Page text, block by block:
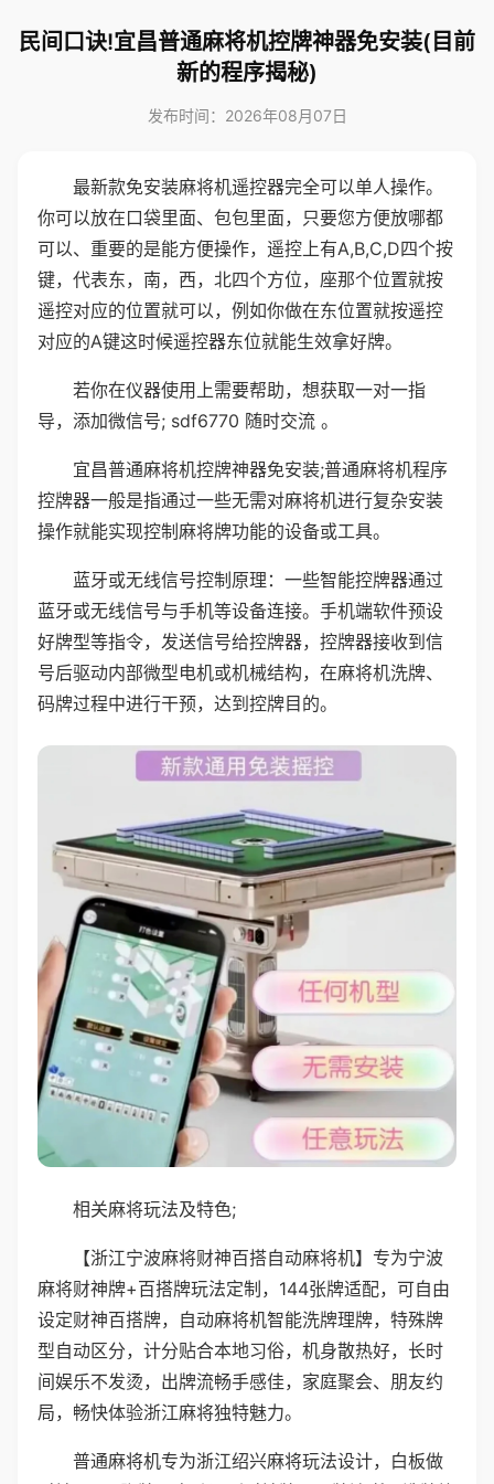
民间口诀!宜昌普通麻将机控牌神器免安装(目前
新的程序揭秘)
发布时间：2026年08月07日
最新款免安装麻将机遥控器完全可以单人操作。
你可以放在口袋里面、包包里面，只要您方便放哪都
可以、重要的是能方便操作，遥控上有A,B,C,D四个按
键，代表东，南，西，北四个方位，座那个位置就按
遥控对应的位置就可以，例如你做在东位置就按遥控
对应的A键这时候遥控器东位就能生效拿好牌。
若你在仪器使用上需要帮助，想获取一对一指
导，添加微信号; sdf6770 随时交流 。
宜昌普通麻将机控牌神器免安装;普通麻将机程序
控牌器一般是指通过一些无需对麻将机进行复杂安装
操作就能实现控制麻将牌功能的设备或工具。
蓝牙或无线信号控制原理：一些智能控牌器通过
蓝牙或无线信号与手机等设备连接。手机端软件预设
好牌型等指令，发送信号给控牌器，控牌器接收到信
号后驱动内部微型电机或机械结构，在麻将机洗牌、
码牌过程中进行干预，达到控牌目的。
相关麻将玩法及特色;
【浙江宁波麻将财神百搭自动麻将机】专为宁波
麻将财神牌+百搭牌玩法定制，144张牌适配，可自由
设定财神百搭牌，自动麻将机智能洗牌理牌，特殊牌
型自动区分，计分贴合本地习俗，机身散热好，长时
间娱乐不发烫，出牌流畅手感佳，家庭聚会、朋友约
局，畅快体验浙江麻将独特魅力。
普通麻将机专为浙江绍兴麻将玩法设计，白板做